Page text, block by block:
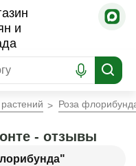
Роза
- отзывы